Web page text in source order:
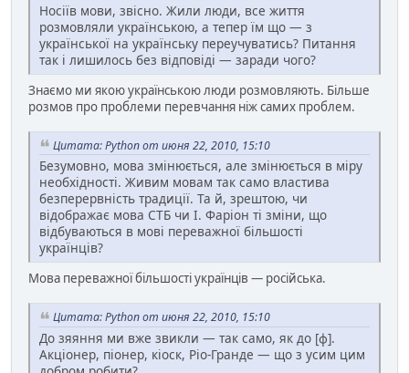
Носіїв мови, звісно. Жили люди, все життя
розмовляли українською, а тепер їм що — з
української на українську переучуватись? Питання
так і лишилось без відповіді — заради чого?
Знаємо ми якою українською люди розмовляють. Більше
розмов про проблеми перевчання ніж самих проблем.
Цитата: Python от июня 22, 2010, 15:10
Безумовно, мова змінюється, але змінюється в міру
необхідності. Живим мовам так само властива
безперервність традиції. Та й, зрештою, чи
відображає мова СТБ чи І. Фаріон ті зміни, що
відбуваються в мові переважної більшості
українців?
Мова переважної більшості українців — російська.
Цитата: Python от июня 22, 2010, 15:10
До зяяння ми вже звикли — так само, як до [ф].
Акціонер, піонер, кіоск, Ріо-Гранде — що з усим цим